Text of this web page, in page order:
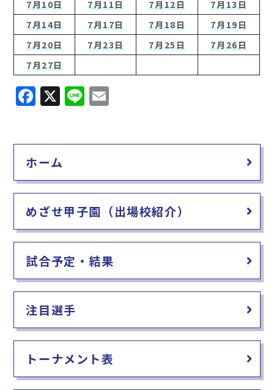
7月10日 7月11日 7月12日
7月13日
7月14日
7月17日 7月18日
7月19日
7月20日
7月23日 7月25日
7月26日
7月27日
F
a
e
b
o
o
k
X Li
n
l
ホーム
めざせ甲子園（出場校紹介）
試合予定・結果
注目選手
トーナメント表